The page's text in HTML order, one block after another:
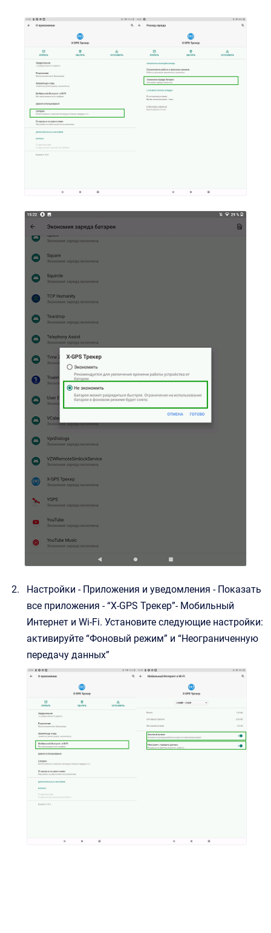
Настройки - Приложения и уведомления - Показать
все приложения - “X-GPS Трекер”- Мобильный
Интернет и Wi-Fi. Установите следующие настройки:
активируйте “Фоновый режим” и “Неограниченную
передачу данных”